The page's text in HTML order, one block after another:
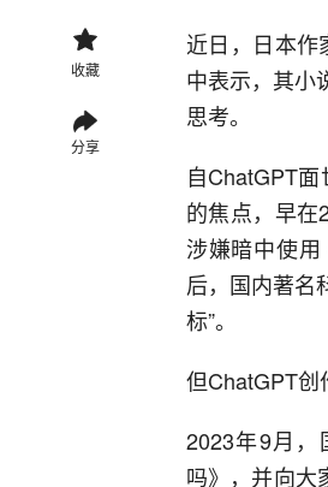
收藏
分享
近日，日本作
中表示，其小
思考。
自ChatGPT
的焦点，早在
涉嫌暗中使
后，国内著名
标”。
但ChatGPT
2023年9月，
吗》，并向大